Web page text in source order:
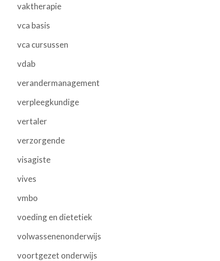
vaktherapie
vca basis
vca cursussen
vdab
verandermanagement
verpleegkundige
vertaler
verzorgende
visagiste
vives
vmbo
voeding en dietetiek
volwassenenonderwijs
voortgezet onderwijs